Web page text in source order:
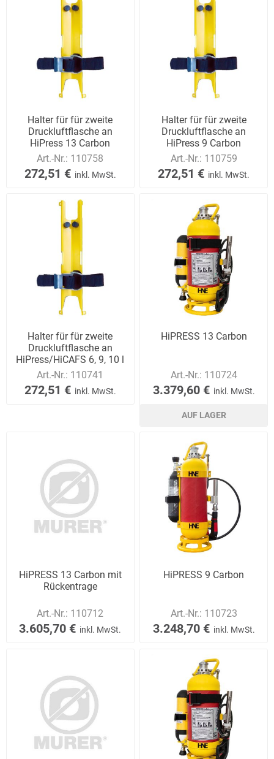
Halter für für zweite
Druckluftflasche an
HiPress 13 Carbon
Art.-Nr.: 110758
272,51 € inkl. MwSt.
Halter für für zweite
Druckluftflasche an
HiPress 9 Carbon
Art.-Nr.: 110759
272,51 € inkl. MwSt.
Halter für für zweite
Druckluftflasche an
HiPress/HiCAFS 6, 9, 10 l
Art.-Nr.: 110741
272,51 € inkl. MwSt.
HiPRESS 13 Carbon
Art.-Nr.: 110724
3.379,60 € inkl. MwSt.
AUF LAGER
HiPRESS 13 Carbon mit
Rückentrage
Art.-Nr.: 110712
3.605,70 € inkl. MwSt.
HiPRESS 9 Carbon
Art.-Nr.: 110723
3.248,70 € inkl. MwSt.